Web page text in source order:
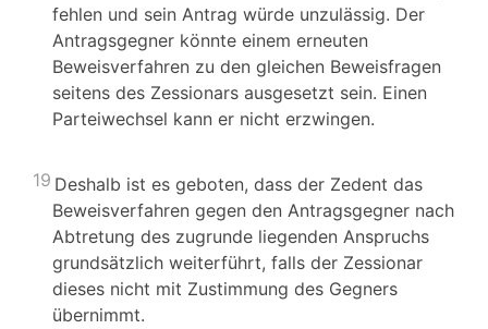
fehlen und sein Antrag würde unzulässig. Der
Antragsgegner könnte einem erneuten
Beweisverfahren zu den gleichen Beweisfragen
seitens des Zessionars ausgesetzt sein. Einen
Parteiwechsel kann er nicht erzwingen.
19 Deshalb ist es geboten, dass der Zedent das
Beweisverfahren gegen den Antragsgegner nach
Abtretung des zugrunde liegenden Anspruchs
grundsätzlich weiterführt, falls der Zessionar
dieses nicht mit Zustimmung des Gegners
übernimmt.